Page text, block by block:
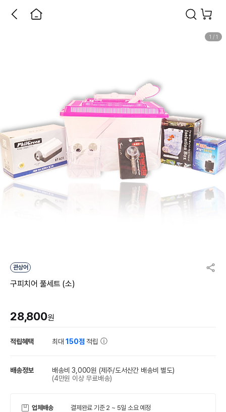
1 / 1
관상어
구피치어 풀세트 (소)
28,800원
적립혜택 최대150점 적립
배송정보 배송비 3,000원 (제주/도서산간 배송비 별도)
(4만원 이상 무료배송)
업체배송 결제완료 기준 2 ~ 5일 소요 예정